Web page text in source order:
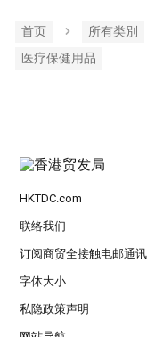
首页 所有类別
医疗保健用品
HKTDC.com
联络我们
订阅商贸全接触电邮通讯
字体大小
私隐政策声明